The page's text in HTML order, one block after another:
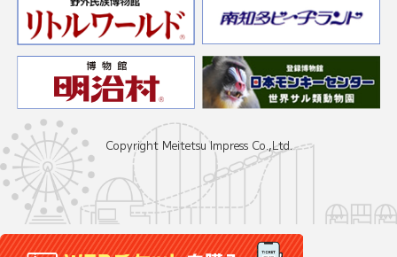
Copyright Meitetsu Impress Co.,Ltd.